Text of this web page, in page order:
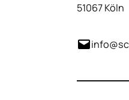
51067 Köln